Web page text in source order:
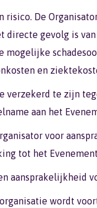
risico. De
directe gevolg is
mogelijke
en
verzekerd te zijn
aan het
voor
tot het
aansprakelijkheid
wordt